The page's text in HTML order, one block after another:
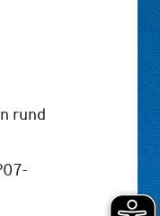
rund